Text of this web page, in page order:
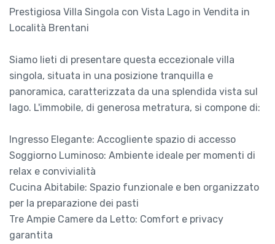
Prestigiosa Villa Singola con Vista Lago in Vendita in
Località Brentani
Siamo lieti di presentare questa eccezionale villa
singola, situata in una posizione tranquilla e
panoramica, caratterizzata da una splendida vista sul
lago. L'immobile, di generosa metratura, si compone di:
Ingresso Elegante: Accogliente spazio di accesso
Soggiorno Luminoso: Ambiente ideale per momenti di
relax e convivialità
Cucina Abitabile: Spazio funzionale e ben organizzato
per la preparazione dei pasti
Tre Ampie Camere da Letto: Comfort e privacy
garantita